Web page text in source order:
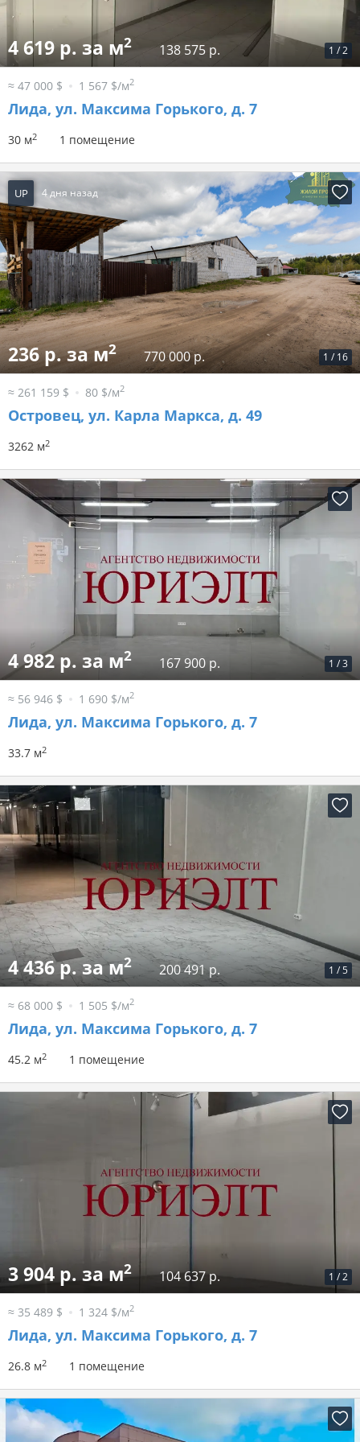
1 /2
4 619 р. за м2 138 575 р.
≈ 47 000 $ 1 567 $/м2
Лида, ул. Максима Горького, д. 7
30 м2 1 помещение
UP 4 дня назад
1 / 16
236 р. за м2 770 000 р.
≈ 261 159 $ 80 $/м2
Островец, ул. Карла Маркса, д. 49
3262 м2
1 /3
4 982 р. за м2 167 900 р.
≈ 56 946 $ 1 690 $/м2
Лида, ул. Максима Горького, д. 7
33.7 м2
1 /5
4 436 р. за м2 200 491 р.
≈ 68 000 $ 1 505 $/м2
Лида, ул. Максима Горького, д. 7
45.2 м2 1 помещение
1 /2
3 904 р. за м2 104 637 р.
≈ 35 489 $ 1 324 $/м2
Лида, ул. Максима Горького, д. 7
26.8 м2 1 помещение